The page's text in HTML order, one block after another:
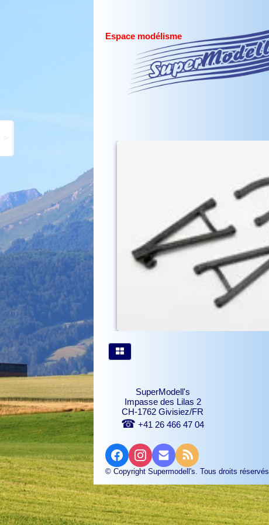
Espace modélisme
SuperModell's
Impasse des Lilas 2
CH-1762 Givisiez/FR
☎ +41 26 466 47 04
© Copyright Supermodell's. Tous droits réservés.